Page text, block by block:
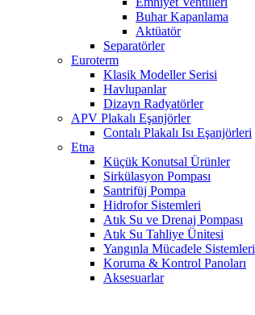
Buhar Kapanlama
Aktüatör
Separatörler
Euroterm
Klasik Modeller Serisi
Havlupanlar
Dizayn Radyatörler
APV Plakalı Eşanjörler
Contalı Plakalı Isı Eşanjörleri
Etna
Küçük Konutsal Ürünler
Sirkülasyon Pompası
Santrifüj Pompa
Hidrofor Sistemleri
Atık Su ve Drenaj Pompası
Atık Su Tahliye Ünitesi
Yangınla Mücadele Sistemleri
Koruma & Kontrol Panoları
Aksesuarlar